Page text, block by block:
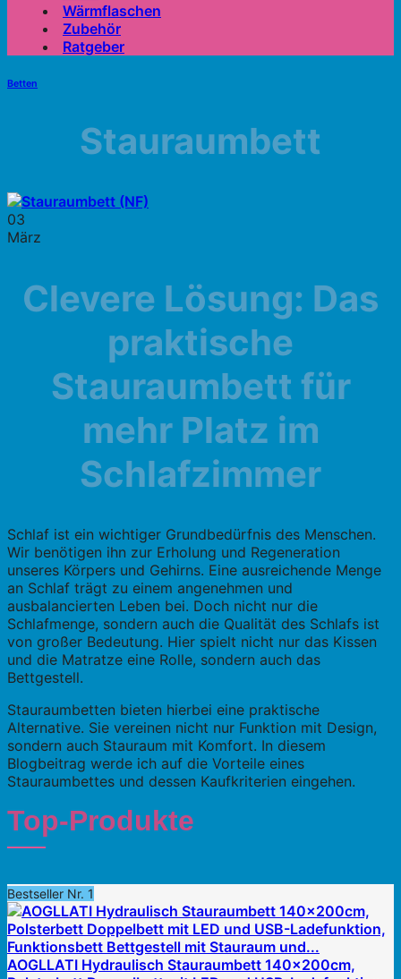
Wärmflaschen
Zubehör
Ratgeber
Betten
Stauraumbett
03
März
Clevere Lösung: Das
praktische
Stauraumbett für
mehr Platz im
Schlafzimmer
Schlaf ist ein wichtiger Grundbedürfnis des Menschen.
Wir benötigen ihn zur Erholung und Regeneration
unseres Körpers und Gehirns. Eine ausreichende Menge
an Schlaf trägt zu einem angenehmen und
ausbalancierten Leben bei. Doch nicht nur die
Schlafmenge, sondern auch die Qualität des Schlafs ist
von großer Bedeutung. Hier spielt nicht nur das Kissen
und die Matratze eine Rolle, sondern auch das
Bettgestell.
Stauraumbetten bieten hierbei eine praktische
Alternative. Sie vereinen nicht nur Funktion mit Design,
sondern auch Stauraum mit Komfort. In diesem
Blogbeitrag werde ich auf die Vorteile eines
Stauraumbettes und dessen Kaufkriterien eingehen.
Top-Produkte
Bestseller Nr. 1
AOGLLATI Hydraulisch Stauraumbett 140×200cm,